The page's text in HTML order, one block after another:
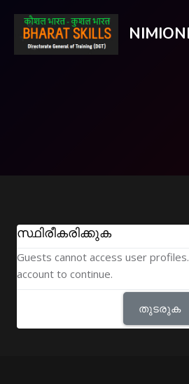
സ്ഥിരീകരിക്കുക
Guests cannot access user
account to continue.
തുടരുക